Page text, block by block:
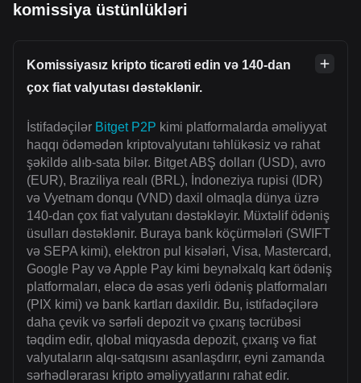
komissiya üstünlükləri
Komissiyasız kripto ticarəti edin və 140-dan
çox fiat valyutası dəstəklənir.
İstifadəçilər Bitget P2P kimi platformalarda əməliyyat
haqqı ödəmədən kriptovalyutanı təhlükəsiz və rahat
şəkildə alıb-sata bilər. Bitget ABŞ dolları (USD), avro
(EUR), Braziliya realı (BRL), İndoneziya rupisi (IDR)
və Vyetnam donqu (VND) daxil olmaqla dünya üzrə
140-dan çox fiat valyutanı dəstəkləyir. Müxtəlif ödəniş
üsulları dəstəklənir. Buraya bank köçürmələri (SWIFT
və SEPA kimi), elektron pul kisələri, Visa, Mastercard,
Google Pay və Apple Pay kimi beynəlxalq kart ödəniş
platformaları, eləcə də əsas yerli ödəniş platformaları
(PIX kimi) və bank kartları daxildir. Bu, istifadəçilərə
daha çevik və sərfəli depozit və çıxarış təcrübəsi
təqdim edir, qlobal miqyasda depozit, çıxarış və fiat
valyutaların alqı-satqısını asanlaşdırır, eyni zamanda
sərhədlərarası kripto əməliyyatlarını rahat edir.